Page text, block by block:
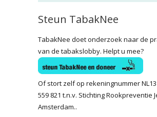
Steun TabakNee
TabakNee doet onderzoek naar de
van de tabakslobby. Helpt u mee?
Of stort zelf op rekeningnummer NL13
559 821 t.n.v. Stichting Rookpreventie
Amsterdam..